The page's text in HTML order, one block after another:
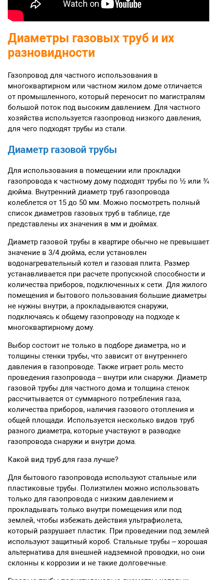
Диаметры газовых труб и их
разновидности
Газопровод для частного использования в
многоквартирном или частном жилом доме отличается
от промышленного, который переносит по магистралям
большой поток под высоким давлением. Для частного
хозяйства используется газопровод низкого давления,
для чего подходят трубы из стали.
Диаметр газовой трубы
Для использования в помещении или прокладки
газопровода к частному дому подходят трубы по ½ или ¾
дюйма. Внутренний диаметр труб газопровода
колеблется от 15 до 50 мм. Можно посмотреть полный
список диаметров газовых труб в таблице, где
представлены их значения в мм и дюймах.
Диаметр газовой трубы в квартире обычно не превышает
значение в 3/4 дюйма, если установлен
водонагревательный котел и газовая плита. Размер
устанавливается при расчете пропускной способности и
количества приборов, подключенных к сети. Для жилого
помещения и бытового пользования большие диаметры
не нужны внутри, а прокладываются снаружи,
подключаясь к общему газопроводу на подходе к
многоквартирному дому.
Выбор состоит не только в подборе диаметра, но и
толщины стенки трубы, что зависит от внутреннего
давления в газопроводе. Также играет роль место
проведения газопровода – внутри или снаружи. Диаметр
газовой трубы для частного дома и толщина стенок
рассчитывается от суммарного потребления газа,
количества приборов, наличия газового отопления и
общей площади. Используется несколько видов труб
разного диаметра, которые участвуют в разводке
газопровода снаружи и внутри дома.
Какой вид труб для газа лучше?
Для бытового газопровода используют стальные или
пластиковые трубы. Полиэтилен можно использовать
только для газопровода с низким давлением и
прокладывать только внутри помещения или под
землей, чтобы избежать действия ультрафиолета,
который разрушает пластик. При проведении под землей
используют защитный короб. Стальные трубы – хорошая
альтернатива для внешней надземной проводки, но они
склонны к коррозии и не такие долговечные.